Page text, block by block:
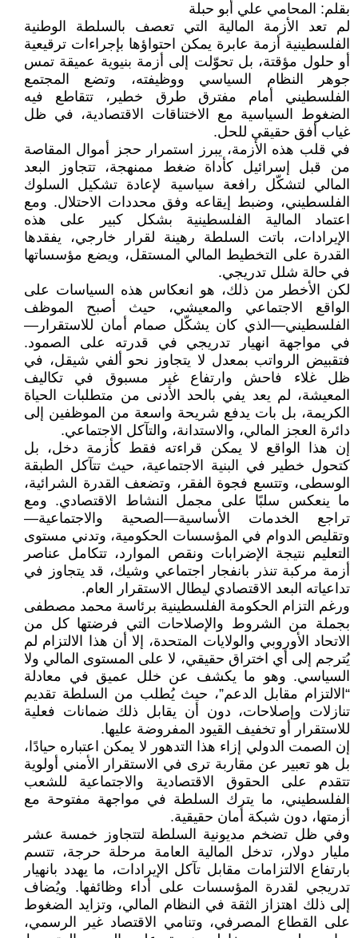
بقلم: المحامي علي أبو حبلة
لم تعد الأزمة المالية التي تعصف بالسلطة الوطنية
الفلسطينية أزمة عابرة يمكن احتواؤها بإجراءات ترقيعية
أو حلول مؤقتة، بل تحوّلت إلى أزمة بنيوية عميقة تمس
جوهر النظام السياسي ووظيفته، وتضع المجتمع
الفلسطيني أمام مفترق طرق خطير، تتقاطع فيه
الضغوط السياسية مع الاختناقات الاقتصادية، في ظل
غياب أفق حقيقي للحل.
في قلب هذه الأزمة، يبرز استمرار حجز أموال المقاصة
من قبل إسرائيل كأداة ضغط ممنهجة، تتجاوز البعد
المالي لتشكّل رافعة سياسية لإعادة تشكيل السلوك
الفلسطيني، وضبط إيقاعه وفق محددات الاحتلال. ومع
اعتماد المالية الفلسطينية بشكل كبير على هذه
الإيرادات، باتت السلطة رهينة لقرار خارجي، يفقدها
القدرة على التخطيط المالي المستقل، ويضع مؤسساتها
في حالة شلل تدريجي.
لكن الأخطر من ذلك، هو انعكاس هذه السياسات على
الواقع الاجتماعي والمعيشي، حيث أصبح الموظف
الفلسطيني—الذي كان يشكّل صمام أمان للاستقرار—
في مواجهة انهيار تدريجي في قدرته على الصمود.
فتقبيض الرواتب بمعدل لا يتجاوز نحو ألفي شيقل، في
ظل غلاء فاحش وارتفاع غير مسبوق في تكاليف
المعيشة، لم يعد يفي بالحد الأدنى من متطلبات الحياة
الكريمة، بل بات يدفع شريحة واسعة من الموظفين إلى
دائرة العجز المالي، والاستدانة، والتآكل الاجتماعي.
إن هذا الواقع لا يمكن قراءته فقط كأزمة دخل، بل
كتحول خطير في البنية الاجتماعية، حيث تتآكل الطبقة
الوسطى، وتتسع فجوة الفقر، وتضعف القدرة الشرائية،
ما ينعكس سلبًا على مجمل النشاط الاقتصادي. ومع
تراجع الخدمات الأساسية—الصحية والاجتماعية—
وتقليص الدوام في المؤسسات الحكومية، وتدني مستوى
التعليم نتيجة الإضرابات ونقص الموارد، تتكامل عناصر
أزمة مركبة تنذر بانفجار اجتماعي وشيك، قد يتجاوز في
تداعياته البعد الاقتصادي ليطال الاستقرار العام.
ورغم التزام الحكومة الفلسطينية برئاسة محمد مصطفى
بجملة من الشروط والإصلاحات التي فرضتها كل من
الاتحاد الأوروبي والولايات المتحدة، إلا أن هذا الالتزام لم
يُترجم إلى أي اختراق حقيقي، لا على المستوى المالي ولا
السياسي. وهو ما يكشف عن خلل عميق في معادلة
“الالتزام مقابل الدعم”، حيث يُطلب من السلطة تقديم
تنازلات وإصلاحات، دون أن يقابل ذلك ضمانات فعلية
للاستقرار أو تخفيف القيود المفروضة عليها.
إن الصمت الدولي إزاء هذا التدهور لا يمكن اعتباره حيادًا،
بل هو تعبير عن مقاربة ترى في الاستقرار الأمني أولوية
تتقدم على الحقوق الاقتصادية والاجتماعية للشعب
الفلسطيني، ما يترك السلطة في مواجهة مفتوحة مع
أزمتها، دون شبكة أمان حقيقية.
وفي ظل تضخم مديونية السلطة لتتجاوز خمسة عشر
مليار دولار، تدخل المالية العامة مرحلة حرجة، تتسم
بارتفاع الالتزامات مقابل تآكل الإيرادات، ما يهدد بانهيار
تدريجي لقدرة المؤسسات على أداء وظائفها. ويُضاف
إلى ذلك اهتزاز الثقة في النظام المالي، وتزايد الضغوط
على القطاع المصرفي، وتنامي الاقتصاد غير الرسمي،